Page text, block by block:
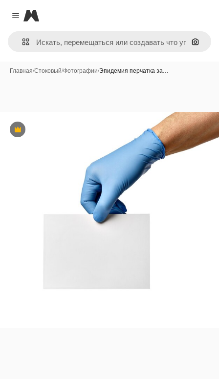
Close menu
Magnific
Поиск
Главная/Стоковый/Фотографии/Эпидемия перчатка за…
Премиум